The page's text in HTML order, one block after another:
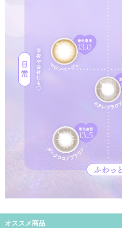
オススメ商品